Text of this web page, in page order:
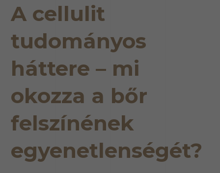
A cellulit
tudományos
háttere – mi
okozza a bőr
felszínének
egyenetlenségét?